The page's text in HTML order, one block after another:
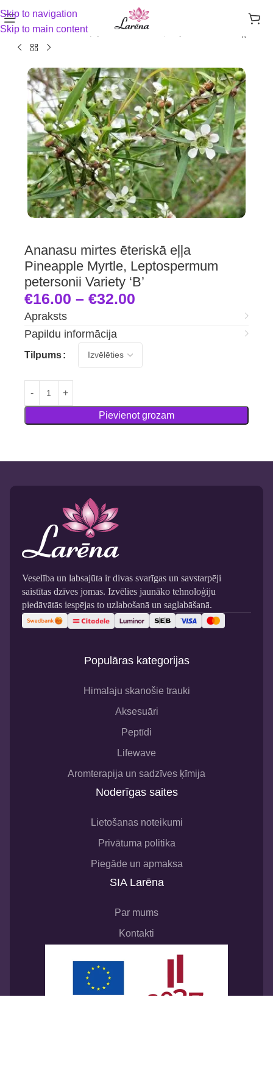
Skip to navigation
Skip to main content
Sākums Aromterapija un sadzīves ķīmija
Ananasu mirtes ēteriskā eļļa
Pineapple Myrtle, Leptospermum
petersonii Variety ‘B’
€16.00 – €32.00
Apraksts
Papildu informācija
Tilpums
Pievienot grozam
Veselība un labsajūta ir divas svarīgas un savstarpēji
saistītas dzīves jomas. Izvēlies jaunāko tehnoloģiju
piedāvātās iespējas to uzlabošanā un saglabāšanā.
Populāras kategorijas
Himalaju skanošie trauki
Aksesuāri
Peptīdi
Lifewave
Aromterapija un sadzīves ķīmija
Noderīgas saites
Lietošanas noteikumi
Privātuma politika
Piegāde un apmaksa
SIA Larēna
Par mums
Kontakti